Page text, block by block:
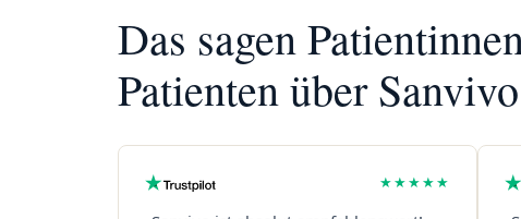
Das sagen
Patienten über Sanvivo
★★★★★